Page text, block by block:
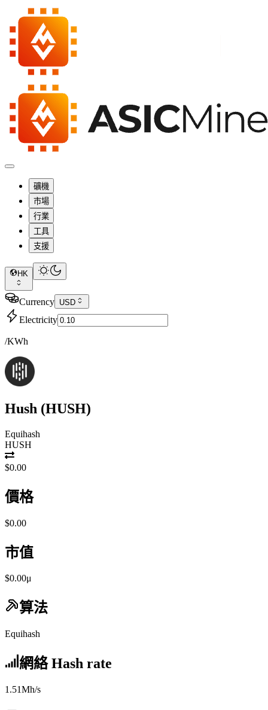
礦機
市場
行業
工具
支援
HK
Currency USD
Electricity
/KWh
Hush (HUSH)
Equihash
HUSH
$0.00
價格
$0.00
市值
$0.00μ
算法
Equihash
網絡 Hash rate
1.51Mh/s